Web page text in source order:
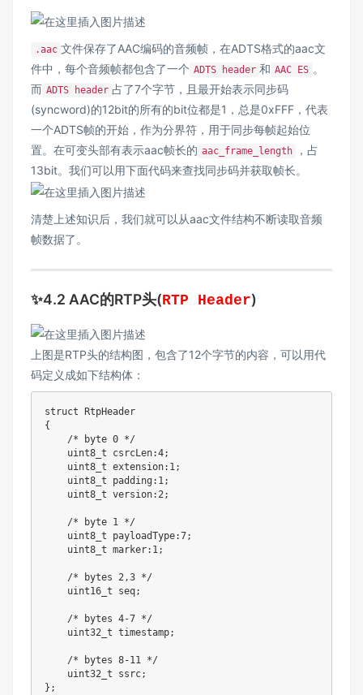
.aac 文件保存了AAC编码的音频帧，在ADTS格式的aac文
件中，每个音频帧都包含了一个 ADTS header 和 AAC ES 。
而 ADTS header 占了7个字节，且最开始表示同步码
(syncword)的12bit的所有的bit位都是1，总是0xFFF，代表
一个ADTS帧的开始，作为分界符，用于同步每帧起始位
置。在可变头部有表示aac帧长的 aac_frame_length
，占
13bit。我们可以用下面代码来查找同步码并获取帧长。
清楚上述知识后，我们就可以从aac文件结构不断读取音频
帧数据了。
✨4.2 AAC的RTP头(RTP Header)
上图是RTP头的结构图，包含了12个字节的内容，可以用代
码定义成如下结构体：
struct
RtpHeader
{
/* byte 0 */
uint8_t csrcLen:4;
uint8_t extension: 1;
uint8_t padding : 1;
uint8_t version: 2;
/* byte 1 */
uint8_t payloadType:7;
uint8_t marker: 1;
/* bytes 2,3 */
uint16_t seq;
/* bytes 4-7 */
uint32_t timestamp;
/* bytes 8-11 */
uint32_t ssrc;
} ;